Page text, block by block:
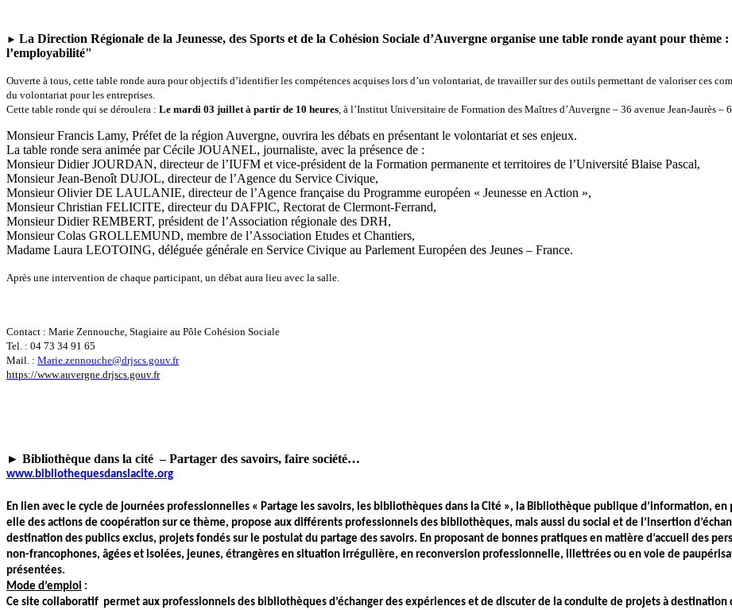
► La Direction Régionale de la Jeunesse, des Sports et de la Cohésion Sociale d’Auvergne organise une table ronde ayant pour
l’employabilité"
Ouverte à tous, cette table ronde aura pour objectifs d’identifier les compétences acquises lors d’un volontariat, de travailler sur des outils permettant de valoriser ces
du volontariat pour les entreprises.
Cette table ronde qui se déroulera : Le mardi 03 juillet à partir de 10 heures , à l’Institut Universitaire de Formation des Maîtres d’Auvergne – 36 avenue Jean-Jaurès –
Monsieur Francis Lamy, Préfet de la région Auvergne, ouvrira les débats en présentant le volontariat et ses enjeux.
La table ronde sera animée par Cécile JOUANEL, journaliste, avec la présence de :
Monsieur Didier JOURDAN, directeur de l’IUFM et vice-président de la Formation permanente et territoires de l’Université Blaise Pascal,
Monsieur Jean-Benoît DUJOL, directeur de l’Agence du Service Civique,
Monsieur Olivier DE LAULANIE, directeur de l’Agence française du Programme européen « Jeunesse en Action »,
Monsieur Christian FELICITE, directeur du DAFPIC, Rectorat de Clermont-Ferrand,
Monsieur Didier REMBERT, président de l’Association régionale des DRH,
Monsieur Colas GROLLEMUND, membre de l’Association Etudes et Chantiers,
Madame Laura LEOTOING, déléguée générale en Service Civique au Parlement Européen des Jeunes – France.
Après une intervention de chaque participant, un débat aura lieu avec la salle.
Contact : Marie Zennouche Stagiaire au Pôle Cohésion Sociale
Tel. : 04 73 34 91 65
Mail. : Marie.zennouche@drjscs.gouv.fr
https://www.auvergne.drjscs.gouv.fr
► Bibliothèque dans la cité – Partager des savoirs, faire société…
www.bibliothequesdanslacite.org
En lien avec le cycle de journées professionnelles « Partage les savoirs, les bibliothèques dans la Cité », la Bibliothèque publique d’information,
elle des actions de coopération sur ce thème, propose aux différents professionnels des bibliothèques, mais aussi du social et de l’insertion
destination des publics exclus, projets fondés sur le postulat du partage des savoirs. En proposant de bonnes pratiques en matière d’accueil des
non-francophones, âgées et isolées, jeunes, étrangères en situation irrégulière, en reconversion professionnelle, illettrées ou en voie de
présentées.
Mode d’emploi :
Ce site collaboratif permet aux professionnels des bibliothèques d’échanger des expériences et de discuter de la conduite de projets à